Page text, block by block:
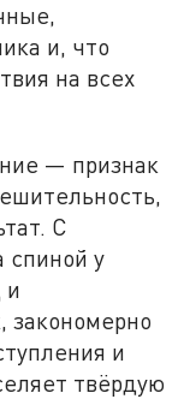
и, что
на всех
— признак
С
спиной у
и
закономерно
и
твёрдую